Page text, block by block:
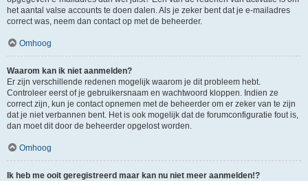
het aantal valse accounts te doen dalen. Als je zeker bent dat je e-mailadres
correct was, neem dan contact op met de beheerder.
Omhoog
Waarom kan ik niet aanmelden?
Er zijn verschillende redenen mogelijk waarom je dit probleem hebt.
Controleer eerst of je gebruikersnaam en wachtwoord kloppen. Indien ze
correct zijn, kun je contact opnemen met de beheerder om er zeker van te zijn
dat je niet verbannen bent. Het is ook mogelijk dat de forumconfiguratie fout is,
dan moet dit door de beheerder opgelost worden.
Omhoog
Ik heb me ooit geregistreerd maar kan nu niet meer aanmelden!?